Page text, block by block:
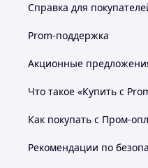
Справка для
Prom-поддержка
Акционные
Что такое «Купить с
Как покупать с Пром-
Рекомендации по